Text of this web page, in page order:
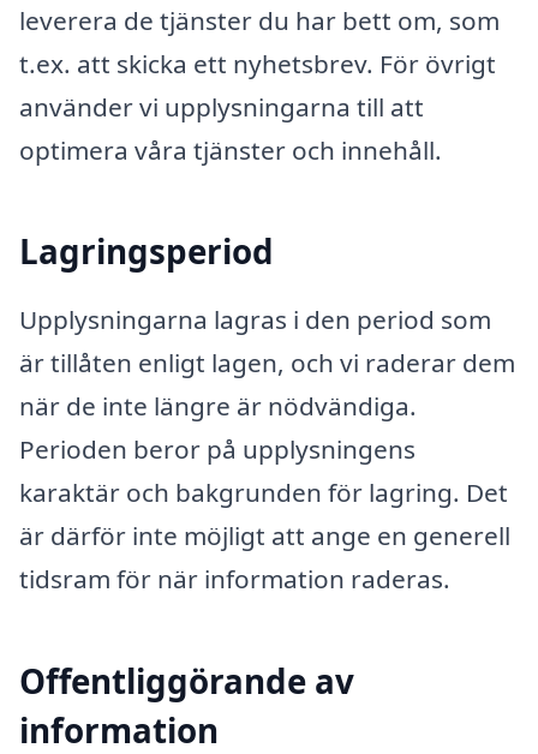
leverera de tjänster du har bett om, som
t.ex. att skicka ett nyhetsbrev. För övrigt
använder vi upplysningarna till att
optimera våra tjänster och innehåll.
Lagringsperiod
Upplysningarna lagras i den period som
är tillåten enligt lagen, och vi raderar dem
när de inte längre är nödvändiga.
Perioden beror på upplysningens
karaktär och bakgrunden för lagring. Det
är därför inte möjligt att ange en generell
tidsram för när information raderas.
Offentliggörande av
information